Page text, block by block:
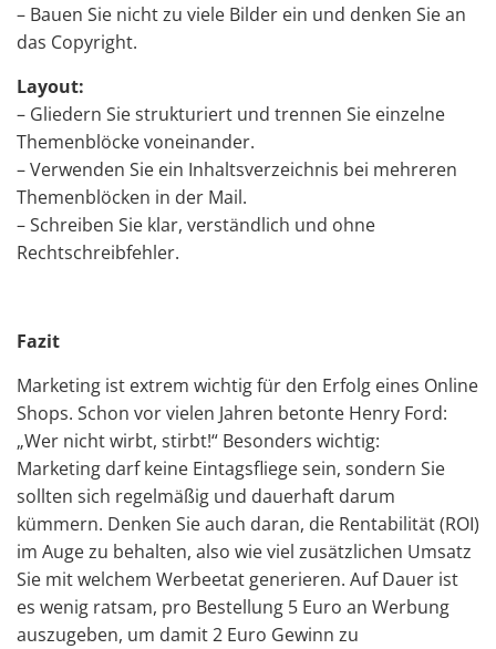
– Bauen Sie nicht zu viele Bilder ein und denken Sie an
das Copyright.
Layout:
– Gliedern Sie strukturiert und trennen Sie einzelne
Themenblöcke voneinander.
– Verwenden Sie ein Inhaltsverzeichnis bei mehreren
Themenblöcken in der Mail.
– Schreiben Sie klar, verständlich und ohne
Rechtschreibfehler.
Fazit
Marketing ist extrem wichtig für den Erfolg eines Online
Shops. Schon vor vielen Jahren betonte Henry Ford:
„Wer nicht wirbt, stirbt!“ Besonders wichtig:
Marketing darf keine Eintagsfliege sein, sondern Sie
sollten sich regelmäßig und dauerhaft darum
kümmern. Denken Sie auch daran, die Rentabilität (ROI)
im Auge zu behalten, also wie viel zusätzlichen Umsatz
Sie mit welchem Werbeetat generieren. Auf Dauer ist
es wenig ratsam, pro Bestellung 5 Euro an Werbung
auszugeben, um damit 2 Euro Gewinn zu